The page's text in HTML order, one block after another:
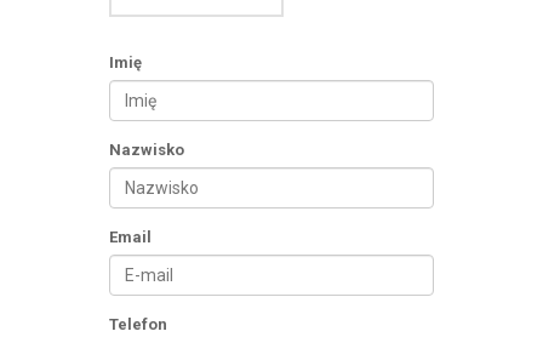
Imię
Nazwisko
Email
Telefon